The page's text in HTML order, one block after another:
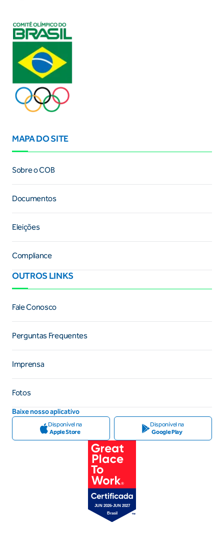
MAPA DO SITE
Sobre o COB
Documentos
Eleições
Compliance
OUTROS LINKS
Fale Conosco
Perguntas Frequentes
Imprensa
Fotos
Baixe nosso aplicativo
Disponível na
Apple Store
Disponível na
Google Play